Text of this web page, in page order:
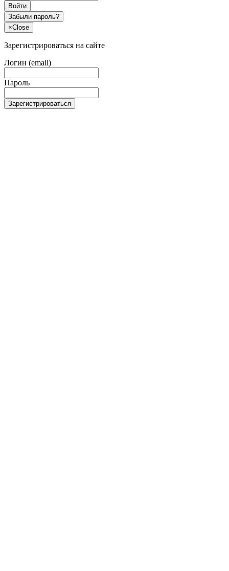
Войти
Забыли пароль?
×Close
Зарегистрироваться на сайте
Логин (email)
Пароль
Зарегистрироваться